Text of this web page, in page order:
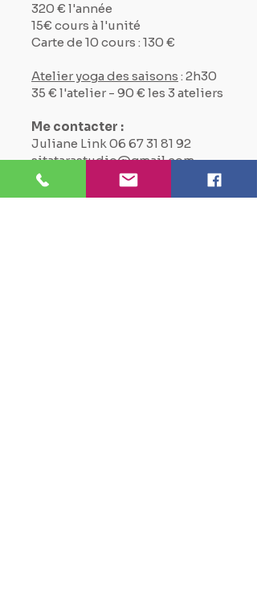
320 € l'année
15€ cours à l'unité
Carte de 10 cours : 130 €
Atelier yoga des saisons : 2h30
35 € l'atelier - 90 € les 3 ateliers
Me contacter :
Juliane Link06 67 31 81 92
sitatarastudio@gmail.com
Site internet
:www.sitatarastudio.com